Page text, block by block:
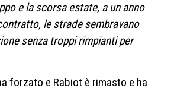
e la scorsa estate, a un anno
le strade sembravano
senza troppi rimpianti per
forzato e Rabiot è rimasto e ha